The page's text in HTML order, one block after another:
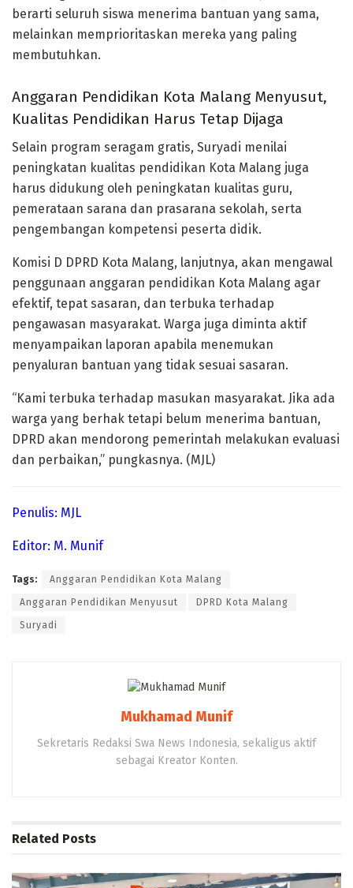
berarti seluruh siswa menerima bantuan yang sama,
melainkan memprioritaskan mereka yang paling
membutuhkan.
Anggaran Pendidikan Kota Malang Menyusut,
Kualitas Pendidikan Harus Tetap Dijaga
Selain program seragam gratis, Suryadi menilai
peningkatan kualitas pendidikan Kota Malang juga
harus didukung oleh peningkatan kualitas guru,
pemerataan sarana dan prasarana sekolah, serta
pengembangan kompetensi peserta didik.
Komisi D DPRD Kota Malang, lanjutnya, akan mengawal
penggunaan anggaran pendidikan Kota Malang agar
efektif, tepat sasaran, dan terbuka terhadap
pengawasan masyarakat. Warga juga diminta aktif
menyampaikan laporan apabila menemukan
penyaluran bantuan yang tidak sesuai sasaran.
“Kami terbuka terhadap masukan masyarakat. Jika ada
warga yang berhak tetapi belum menerima bantuan,
DPRD akan mendorong pemerintah melakukan evaluasi
dan perbaikan,” pungkasnya. (MJL)
Penulis: MJL
Editor: M. Munif
Tags: Anggaran Pendidikan Kota Malang
Anggaran Pendidikan Menyusut DPRD Kota Malang
Suryadi
Mukhamad Munif
Sekretaris Redaksi Swa News Indonesia, sekaligus aktif
sebagai Kreator Konten.
Related Posts